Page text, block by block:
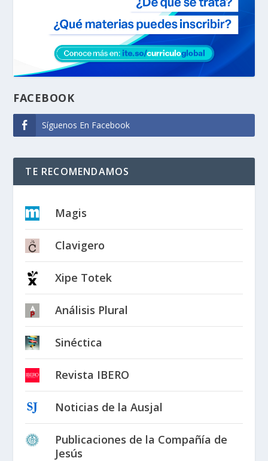
FACEBOOK
Síguenos En Facebook
TE RECOMENDAMOS
Magis
Clavigero
Xipe Totek
Análisis Plural
Sinéctica
Revista IBERO
Noticias de la Ausjal
Publicaciones de la Compañía de
Jesús